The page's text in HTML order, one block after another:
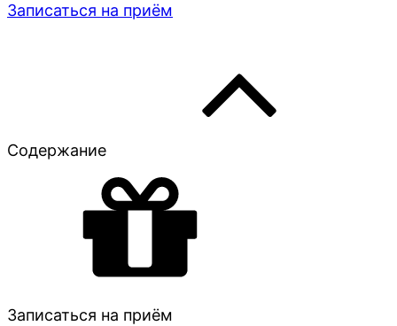
Записаться на приём
Содержание
Записаться на приём